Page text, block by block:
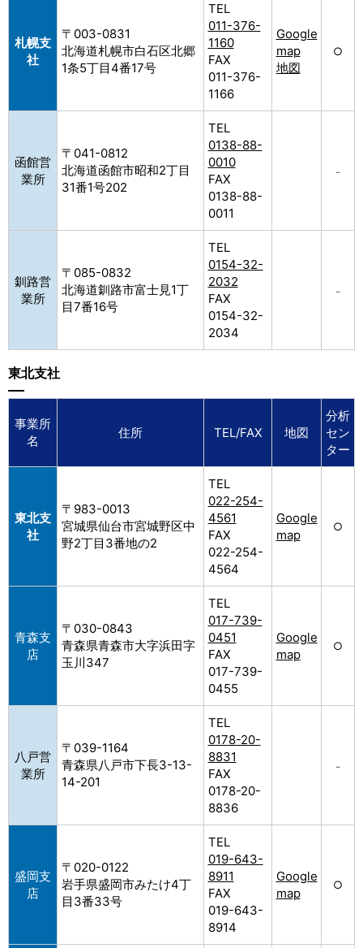
札幌支
社
〒003-0831
北海道札幌市白石区北郷
1条5丁目4番17号
TEL
011-376-
1160
FAX
011-376-
1166
Google
map
地図
○
函館営
業所
〒041-0812
北海道函館市昭和2丁目
31番1号202
TEL
0138-88-
0010
FAX
0138-88-
0011
–
釧路営
業所
〒085-0832
北海道釧路市富士見1丁
目7番16号
TEL
0154-32-
2032
FAX
0154-32-
2034
–
東北支社
事業所
名
住所 TEL/FAX 地図
分析
セン
ター
東北支
社
〒983-0013
宮城県仙台市宮城野区中
野2丁目3番地の2
TEL
022-254-
4561
FAX
022-254-
4564
Google
map
○
青森支
店
〒030-0843
青森県青森市大字浜田字
玉川347
TEL
017-739-
0451
FAX
017-739-
0455
Google
map
○
八戸営
業所
〒039-1164
青森県八戸市下長3-13-
14-201
TEL
0178-20-
8831
FAX
0178-20-
8836
–
盛岡支
店
〒020-0122
岩手県盛岡市みたけ4丁
目3番33号
TEL
019-643-
8911
FAX
019-643-
8914
Google
map
○